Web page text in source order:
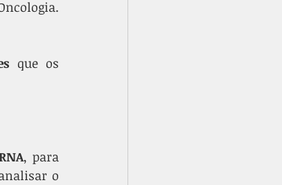
que os
, para
o